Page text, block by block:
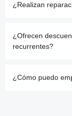
¿Realizan
¿Ofrecen
recurrentes?
¿Cómo puedo